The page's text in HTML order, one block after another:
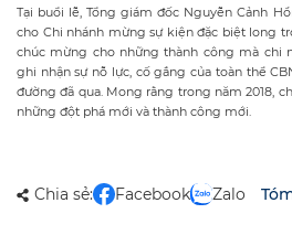
Tại buổi lễ, Tổng giám đốc Nguyễn Cảnh
cho Chi nhánh mừng sự kiện đặc biệt long
chúc mừng cho những thành công mà chi
ghi nhận sự nỗ lực, cố gắng của toàn thể
đường đã qua. Mong rằng trong năm 2018,
những đột phá mới và thành công mới.
Chia sẻ: Facebook Zalo